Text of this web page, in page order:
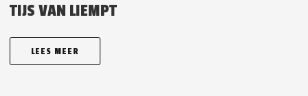
TIJS VAN LIEMPT
LEES MEER